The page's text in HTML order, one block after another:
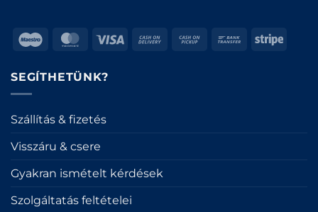
Maestro MasterCard
Visa
Cash
Cash
Bank
Stripe
SEGÍTHETÜNK?
Szállítás & fizetés
Visszáru & csere
Gyakran ismételt kérdések
Szolgáltatás feltételei